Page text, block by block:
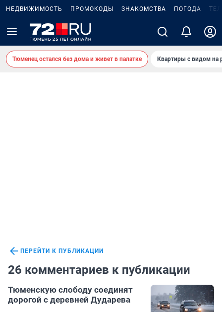
НЕДВИЖИМОСТЬ ПРОМОКОДЫ ЗНАКОМСТВА ПОГОДА
Тюменец остался без дома и живет в палатке Квартиры с видом на
ПЕРЕЙТИ К ПУБЛИКАЦИИ
26 комментариев к публикации
Тюменскую слободу соединят
дорогой с деревней Дударева